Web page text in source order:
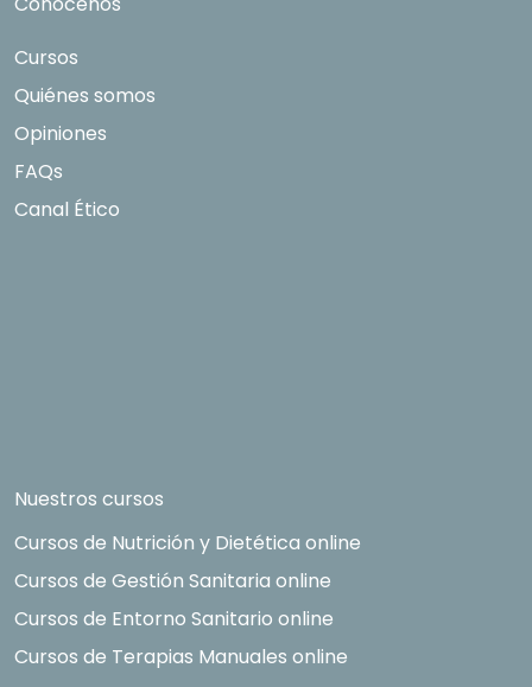
Cursos
Quiénes somos
Opiniones
FAQs
Canal Ético
Nuestros cursos
Cursos de Nutrición y Dietética online
Cursos de Gestión Sanitaria online
Cursos de Entorno Sanitario online
Cursos de Terapias Manuales online